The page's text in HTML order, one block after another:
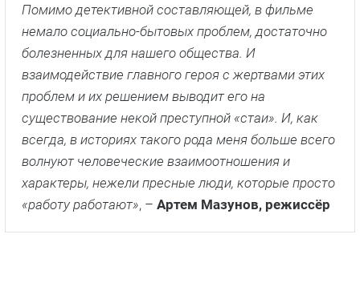
Помимо детективной составляющей, в фильме
немало социально-бытовых проблем, достаточно
болезненных для нашего общества. И
взаимодействие главного героя с жертвами этих
проблем и их решением выводит его на
существование некой преступной «стаи». И, как
всегда, в историях такого рода меня больше всего
волнуют человеческие взаимоотношения и
характеры, нежели пресные люди, которые просто
«работу работают», – Артем Мазунов, режиссёр